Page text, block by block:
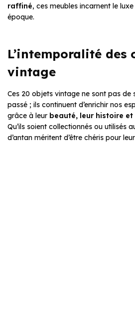
raffiné, ces meubles incarnent le
époque.
L’intemporalité des
vintage
Ces 20 objets vintage ne sont pas de
passé ; ils continuent d’enrichir nos
grâce à leur beauté, leur histoire
Qu’ils soient collectionnés ou utilisés
d’antan méritent d’être chéris pour leur